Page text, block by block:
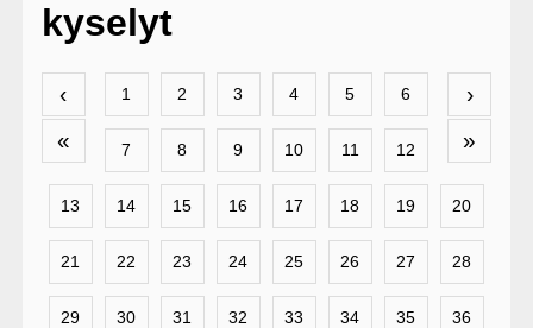
kyselyt
‹
«
›
»
1 2 3 4 5 6
7 8 9 10 11 12
13 14 15 16 17 18 19 20
21 22 23 24 25 26 27 28
29 30 31 32 33 34 35 36